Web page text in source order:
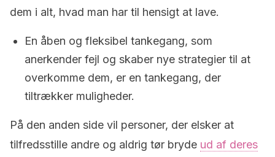
dem i alt, hvad man har til hensigt at lave.
En åben og fleksibel tankegang, som
anerkender fejl og skaber nye strategier til at
overkomme dem, er en tankegang, der
tiltrækker muligheder.
På den anden side vil personer, der elsker at
tilfredsstille andre og aldrig tør bryde ud af deres